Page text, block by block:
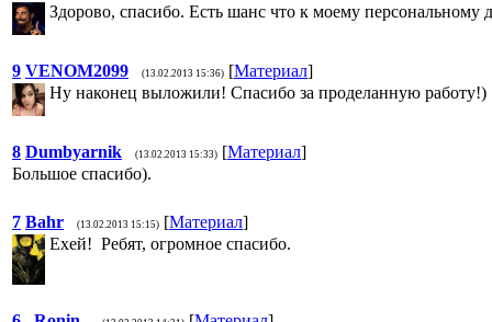
Здорово, спасибо. Есть шанс что к моему
9 VENOM2099 (13.02.2013 15:36) [Материал]
Ну наконец выложили! Спасибо за проделанную работу!)
8 Dumbyarnik (13.02.2013 15:33) [Материал]
Большое спасибо).
7 Bahr (13.02.2013 15:15) [Материал]
Ехей! Ребят, огромное спасибо.